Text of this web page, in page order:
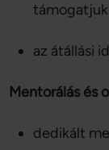
az átállási
Mentorálás és
dedikált